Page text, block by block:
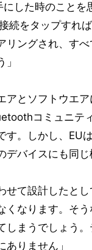
にした時のこと
続をタップすれ
リングされ、す
アとソフトウエ
コミュニテ
す。しかし、EU
バイスにも同
せて設計したと
くなります。そ
しまうでしょう
りません」